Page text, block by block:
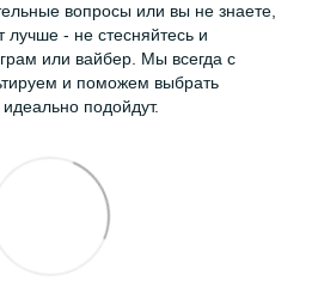
вопросы или вы не знаете,
- не стесняйтесь и
или вайбер. Мы всегда с
и поможем выбрать
подойдут.